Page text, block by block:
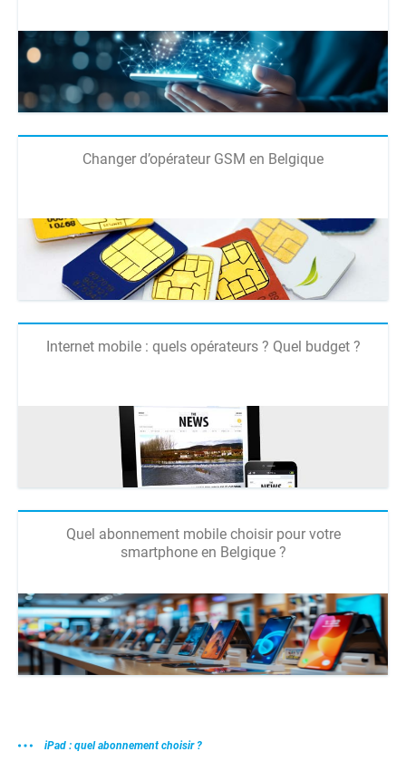
Changer d’opérateur GSM en Belgique
Internet mobile : quels opérateurs ? Quel budget ?
Quel abonnement mobile choisir pour votre
smartphone en Belgique ?
iPad : quel abonnement choisir ?